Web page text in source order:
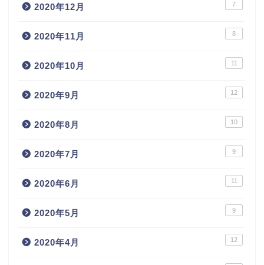
2020年12月 7
2020年11月 8
2020年10月 11
2020年9月 12
2020年8月 10
2020年7月 9
2020年6月 11
2020年5月 9
2020年4月 12